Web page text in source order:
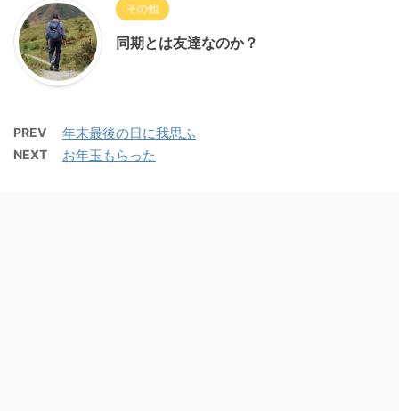
その他
同期とは友達なのか？
PREV 年末最後の日に我思ふ
NEXT お年玉もらった